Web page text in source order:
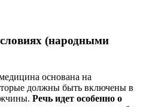
(народными
основана на
должны быть включены в
Речь идет особенно о